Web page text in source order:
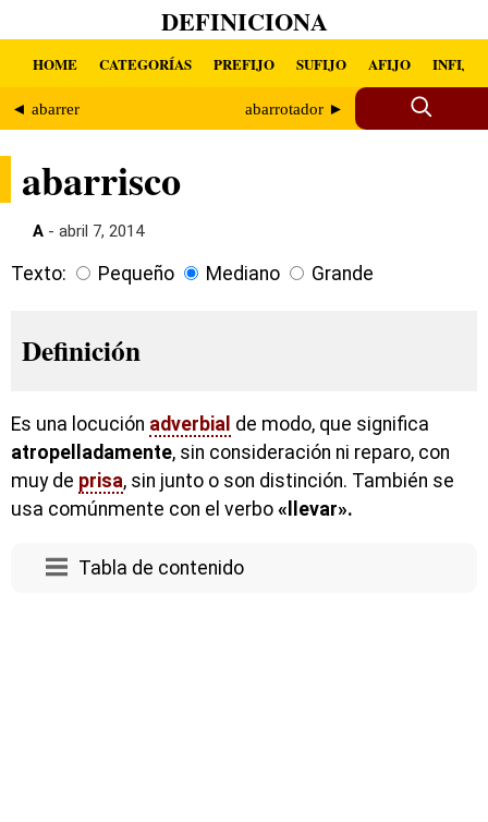
DEFINICIONA
HOME CATEGORÍAS PREFIJO SUFIJO AFIJO INFIJO
◄ abarrer abarrotador ►
abarrisco
A - abril 7, 2014
Texto: Pequeño Mediano Grande
Definición
Es una locución adverbial de modo, que significa
atropelladamente, sin consideración ni reparo, con
muy de prisa, sin junto o son distinción. También se
usa comúnmente con el verbo «llevar».
Tabla de contenido